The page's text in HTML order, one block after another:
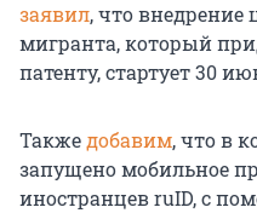
заявил, что
мигранта, который
патенту, стартует 30
Такжедобавим, что в
запущено мобильное
иностранцев ruID, с